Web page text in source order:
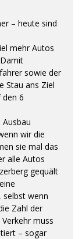
– heute sind
mehr Autos
sowie der
Stau ans Ziel
den 6
wir die
sie mal das
alle Autos
gequält
selbst wenn
Zahl der
muss
– sogar